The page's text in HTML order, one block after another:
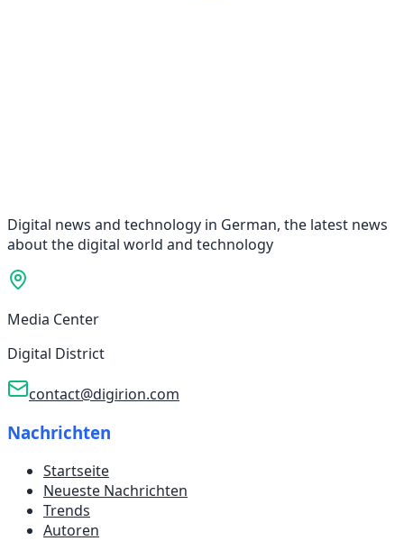
Digital news and technology in German, the latest news
about the digital world and technology
Media Center
Digital District
contact@digirion.com
Nachrichten
Startseite
Neueste Nachrichten
Trends
Autoren